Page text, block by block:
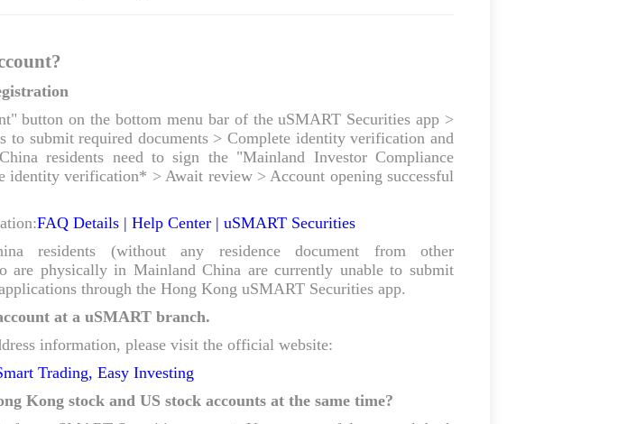
button on the bottom menu bar of the uSMART Securities app >
to submit required documents > Complete identity verification and
residents need to sign the "Mainland Investor Compliance
identity verification* > Await review > Account opening successful
:FAQ Details | Help Center | uSMART Securities
residents (without any residence document from other
are physically in Mainland China are currently unable to submit
through the Hong Kong uSMART Securities app.
at a uSMART branch.
information, please visit the official website:
Trading, Easy Investing
Kong stock and US stock accounts at the same time?